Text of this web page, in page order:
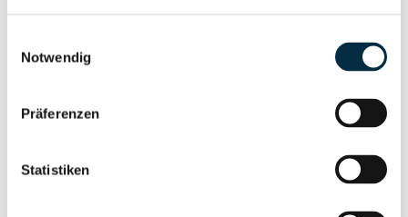
Notwendig
Präferenzen
Statistiken
Wirtschaftlich
Vollständiges